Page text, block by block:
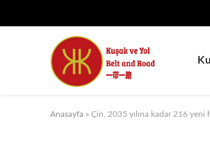
Anasayfa » Çin, 2035 yılına kadar 216 yeni